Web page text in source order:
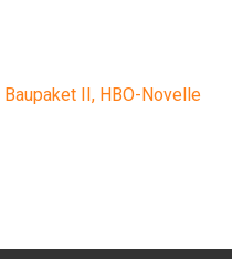
II, HBO-Novelle